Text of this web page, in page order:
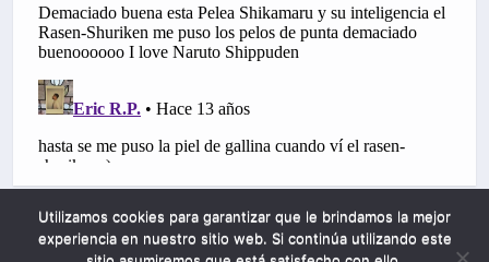
Utilizamos cookies para garantizar que le brindamos la mejor
experiencia en nuestro sitio web. Si continúa utilizando este